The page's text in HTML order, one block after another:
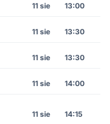
11 sie 13:00
11 sie 13:30
11 sie 13:30
11 sie 14:00
11 sie 14:15